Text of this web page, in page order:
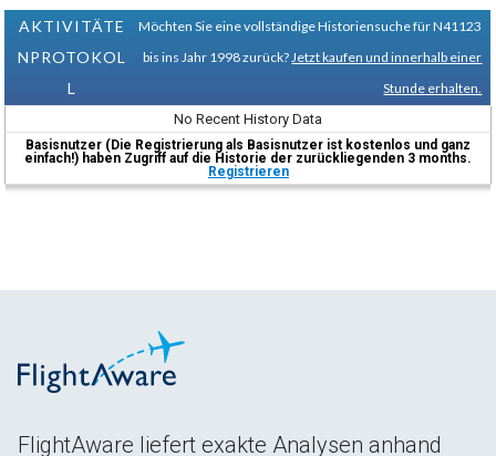
AKTIVITÄTE
NPROTOKOL
L
Möchten Sie eine vollständige Historiensuche für N41123
bis ins Jahr 1998 zurück? Jetzt kaufen und innerhalb einer
Stunde erhalten.
No Recent History Data
Basisnutzer (Die Registrierung als Basisnutzer ist kostenlos und ganz
einfach!) haben Zugriff auf die Historie der zurückliegenden 3 months.
Registrieren
FlightAware liefert exakte Analysen anhand